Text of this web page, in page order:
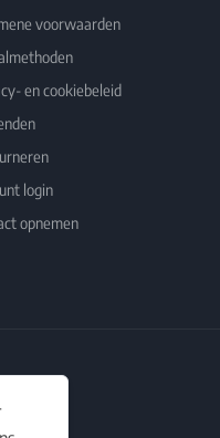
voorwaarden
en cookiebeleid
login
opnemen